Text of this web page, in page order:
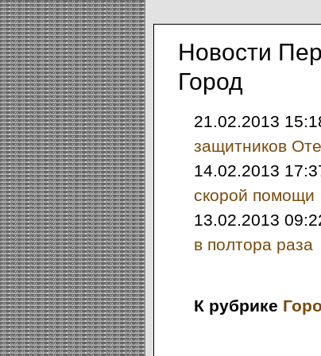
Новости
Город
21.02.2013
защитников
14.02.2013
скорой помощи
13.02.2013
в полтора раза
К рубрике